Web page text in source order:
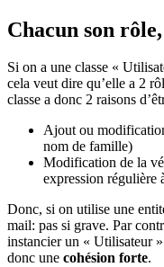
Chacun son
Si on a une classe «
cela veut dire qu’elle a 2
classe a donc 2 raisons
Ajout ou
nom de famille)
Modification de la
expression régulière
Donc, si on utilise une
mail: pas si grave. Par
instancier un « Utilisateur
donc une cohésion forte.